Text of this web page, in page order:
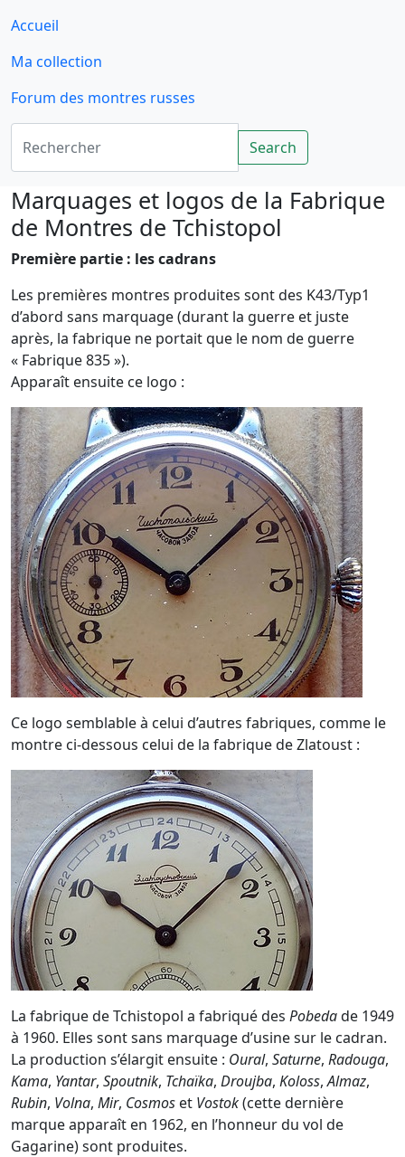
Accueil
Ma collection
Forum des montres russes
Rechercher
Search
Marquages et logos de la Fabrique
de Montres de Tchistopol
Première partie : les cadrans
Les premières montres produites sont des K43/Typ1
d’abord sans marquage (durant la guerre et juste
après, la fabrique ne portait que le nom de guerre
« Fabrique 835 »).
Apparaît ensuite ce logo :
Ce logo semblable à celui d’autres fabriques, comme le
montre ci-dessous celui de la fabrique de Zlatoust :
La fabrique de Tchistopol a fabriqué des Pobedade 1949
à 1960. Elles sont sans marquage d’usine sur le cadran.
La production s’élargit ensuite : Oural, Saturne, Radouga,
Kama, Yantar, Spoutnik, Tchaïka, Droujba, Koloss,Almaz,
Rubin, Volna, Mir, Cosmos et Vostok(cette dernière
marque apparaît en 1962, en l’honneur du vol de
Gagarine) sont produites.